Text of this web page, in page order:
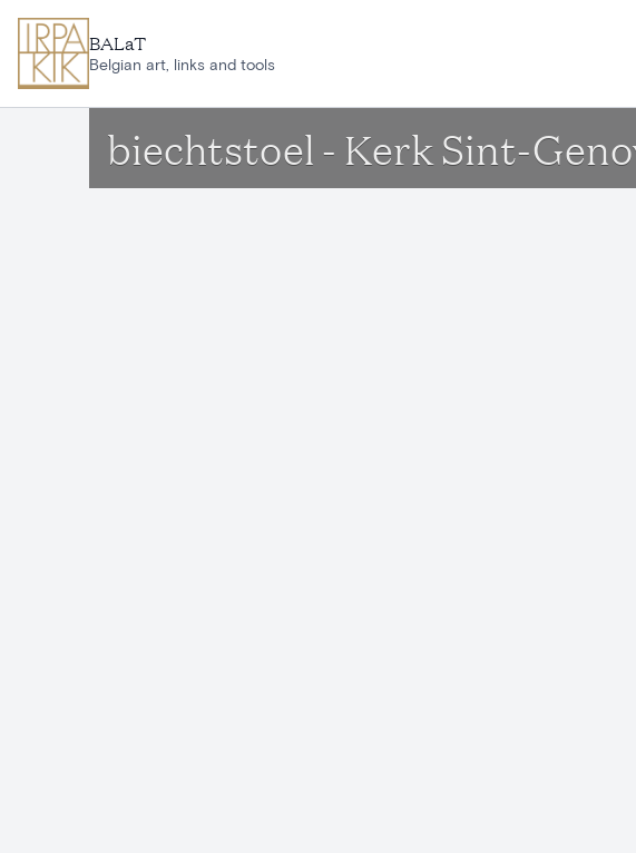
BALaT
Belgian art, links and tools
biechtstoel - Kerk Sint-